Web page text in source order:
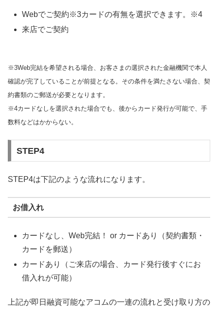
Webでご契約※3カードの有無を選択できます。※4
来店でご契約
※3Web完結を希望される場合、お客さまの選択された金融機関で本人
確認が完了していることが前提となる。その条件を満たさない場合、契
約書類のご郵送が必要となります。
※4カードなしを選択された場合でも、後からカード発行が可能で、手
数料などはかからない。
STEP4
STEP4は下記のような流れになります。
お借入れ
カードなし、Web完結！ or カードあり（契約書類・
カードを郵送）
カードあり（ご来店の場合、カード発行後すぐにお
借入れが可能）
上記が即日融資可能なアコムの一連の流れと受け取り方の